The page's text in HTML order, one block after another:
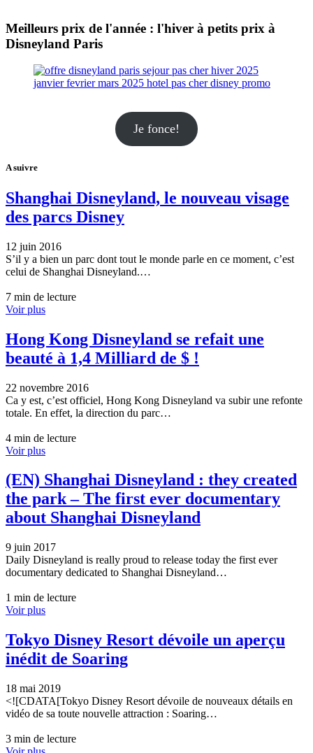
Meilleurs prix de l'année : l'hiver à petits prix à
Disneyland Paris
Je fonce!
A suivre
Shanghai Disneyland, le nouveau visage
des parcs Disney
12 juin 2016
S’il y a bien un parc dont tout le monde parle en ce moment, c’est
celui de Shanghai Disneyland.…
7 min de lecture
Voir plus
Hong Kong Disneyland se refait une
beauté à 1,4 Milliard de $ !
22 novembre 2016
Ca y est, c’est officiel, Hong Kong Disneyland va subir une refonte
totale. En effet, la direction du parc…
4 min de lecture
Voir plus
(EN) Shanghai Disneyland : they created
the park – The first ever documentary
about Shanghai Disneyland
9 juin 2017
Daily Disneyland is really proud to release today the first ever
documentary dedicated to Shanghai Disneyland…
1 min de lecture
Voir plus
Tokyo Disney Resort dévoile un aperçu
inédit de Soaring
18 mai 2019
<![CDATA[Tokyo Disney Resort dévoile de nouveaux détails en
vidéo de sa toute nouvelle attraction : Soaring…
3 min de lecture